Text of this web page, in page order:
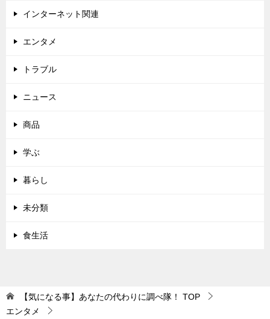
インターネット関連
エンタメ
トラブル
ニュース
商品
学ぶ
暮らし
未分類
食生活
【気になる事】あなたの代わりに調べ隊！
TOP
エンタメ